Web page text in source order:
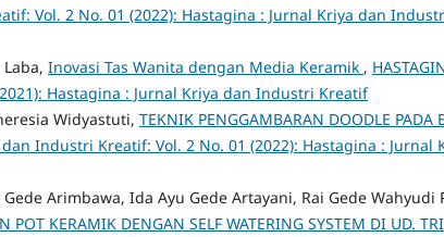
Vol. 2 No. 01 (2022): Hastagina : Jurnal Kriya dan
Inovasi Tas Wanita dengan Media Keramik ,
Hastagina : Jurnal Kriya dan Industri Kreatif
Widyastuti, TEKNIK PENGGAMBARAN DOODLE PADA
dan Industri Kreatif: Vol. 2 No. 01 (2022): Hastagina : Jurnal
Arimbawa, Ida Ayu Gede Artayani, Rai Gede Wahyudi
KERAMIK DENGAN SELF WATERING SYSTEM DI UD. TRI